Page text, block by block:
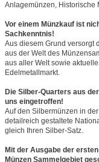
Anlagemünzen, Historische
Vor einem Münzkauf ist
Sachkenntnis!
Aus diesem Grund versorgt
aus der Welt des
aus aller Welt sowie
Edelmetallmarkt.
Die Silber-Quarters aus
uns eingetroffen!
Auf den Silbermünzen in
detailreich gestaltete
gleich Ihren Silber-Satz.
Mit der Ausgabe der
Münzen Sammelgebiet